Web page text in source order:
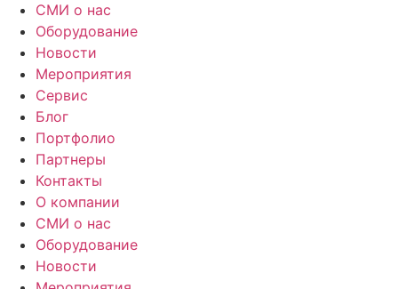
СМИ о нас
Оборудование
Новости
Мероприятия
Сервис
Блог
Портфолио
Партнеры
Контакты
О компании
СМИ о нас
Оборудование
Новости